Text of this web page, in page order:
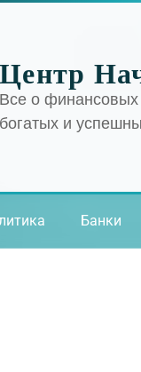
Центр
Все о финансовых
богатых и
Банки